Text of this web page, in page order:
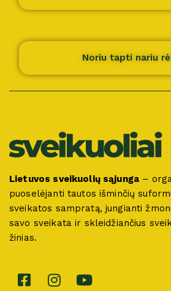
Noriu tapti nariu
Lietuvos sveikuolių sąjunga –
puoselėjanti tautos išminčių
sveikatos sampratą, jungianti
savo sveikata ir skleidžiančius
žinias.